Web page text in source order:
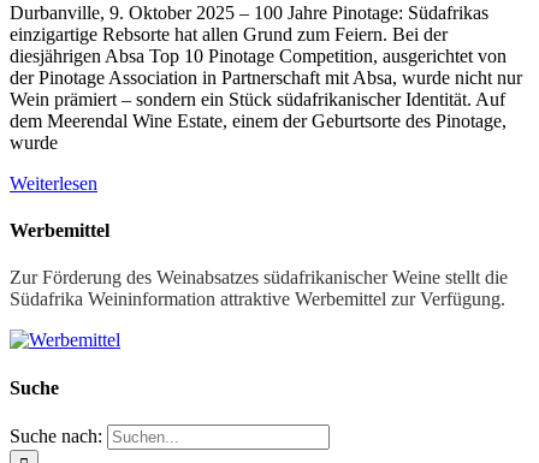
Durbanville, 9. Oktober 2025 – 100 Jahre Pinotage: Südafrikas
einzigartige Rebsorte hat allen Grund zum Feiern. Bei der
diesjährigen Absa Top 10 Pinotage Competition, ausgerichtet von
der Pinotage Association in Partnerschaft mit Absa, wurde nicht nur
Wein prämiert – sondern ein Stück südafrikanischer Identität. Auf
dem Meerendal Wine Estate, einem der Geburtsorte des Pinotage,
wurde
Weiterlesen
Werbemittel
Zur Förderung des Weinabsatzes südafrikanischer Weine stellt die
Südafrika Weininformation attraktive Werbemittel zur Verfügung.
Suche
Suche nach: